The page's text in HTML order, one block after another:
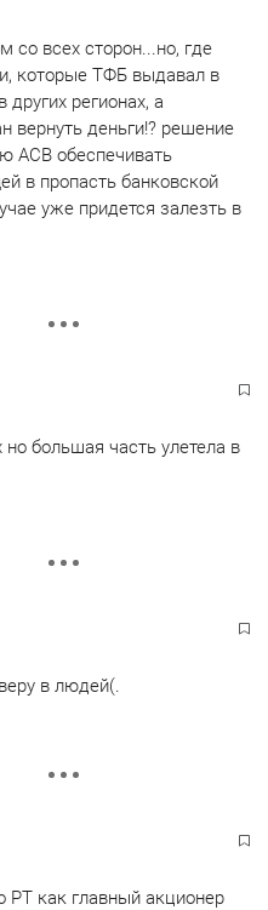
всех сторон...но, где
которые ТФБ выдавал в
регионах, а
вернуть деньги!? решение
АСВ обеспечивать
в пропасть банковской
уже придется залезть в
большая часть улетела в
в людей(.
РТ как главный акционер